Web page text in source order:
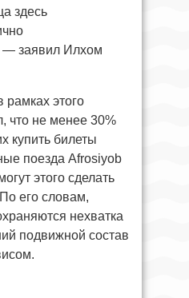
здесь
— заявил Илхом
рамках этого
что не менее 30%
купить билеты
поезда Afrosiyob
этого сделать
его словам,
нехватка
подвижной состав